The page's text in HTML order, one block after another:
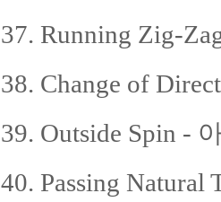
37. Running Zig-
38. Change of
39. Outside Spin -
40. Passing